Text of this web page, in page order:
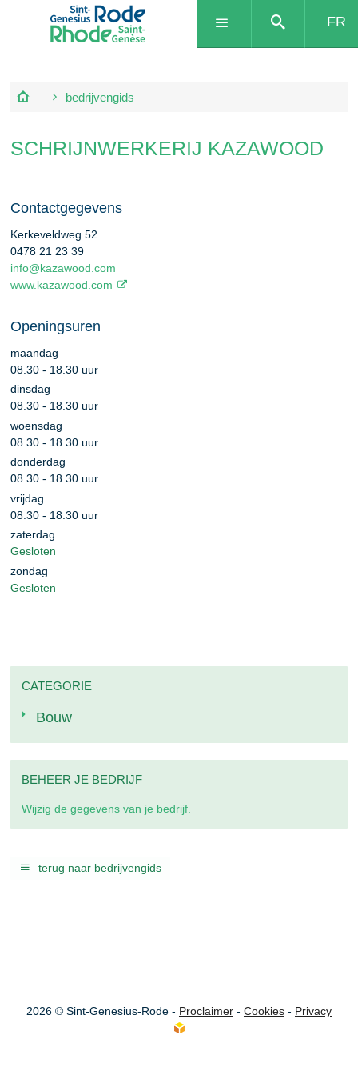
FR
bedrijvengids
SCHRIJNWERKERIJ KAZAWOOD
Contactgegevens
Kerkeveldweg 52
0478 21 23 39
info@kazawood.com
www.kazawood.com
Openingsuren
maandag
08.30 - 18.30 uur
dinsdag
08.30 - 18.30 uur
woensdag
08.30 - 18.30 uur
donderdag
08.30 - 18.30 uur
vrijdag
08.30 - 18.30 uur
zaterdag
Gesloten
zondag
Gesloten
CATEGORIE
Bouw
BEHEER JE BEDRIJF
Wijzig de gegevens van je bedrijf.
terug naar bedrijvengids
2026 © Sint-Genesius-Rode - Proclaimer- Cookies- Privacy